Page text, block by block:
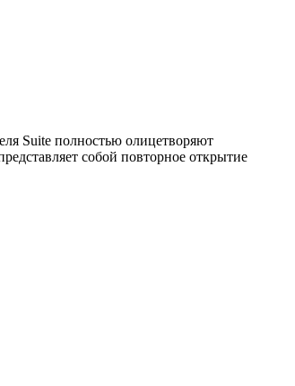
Suite полностью олицетворяют
собой повторное открытие